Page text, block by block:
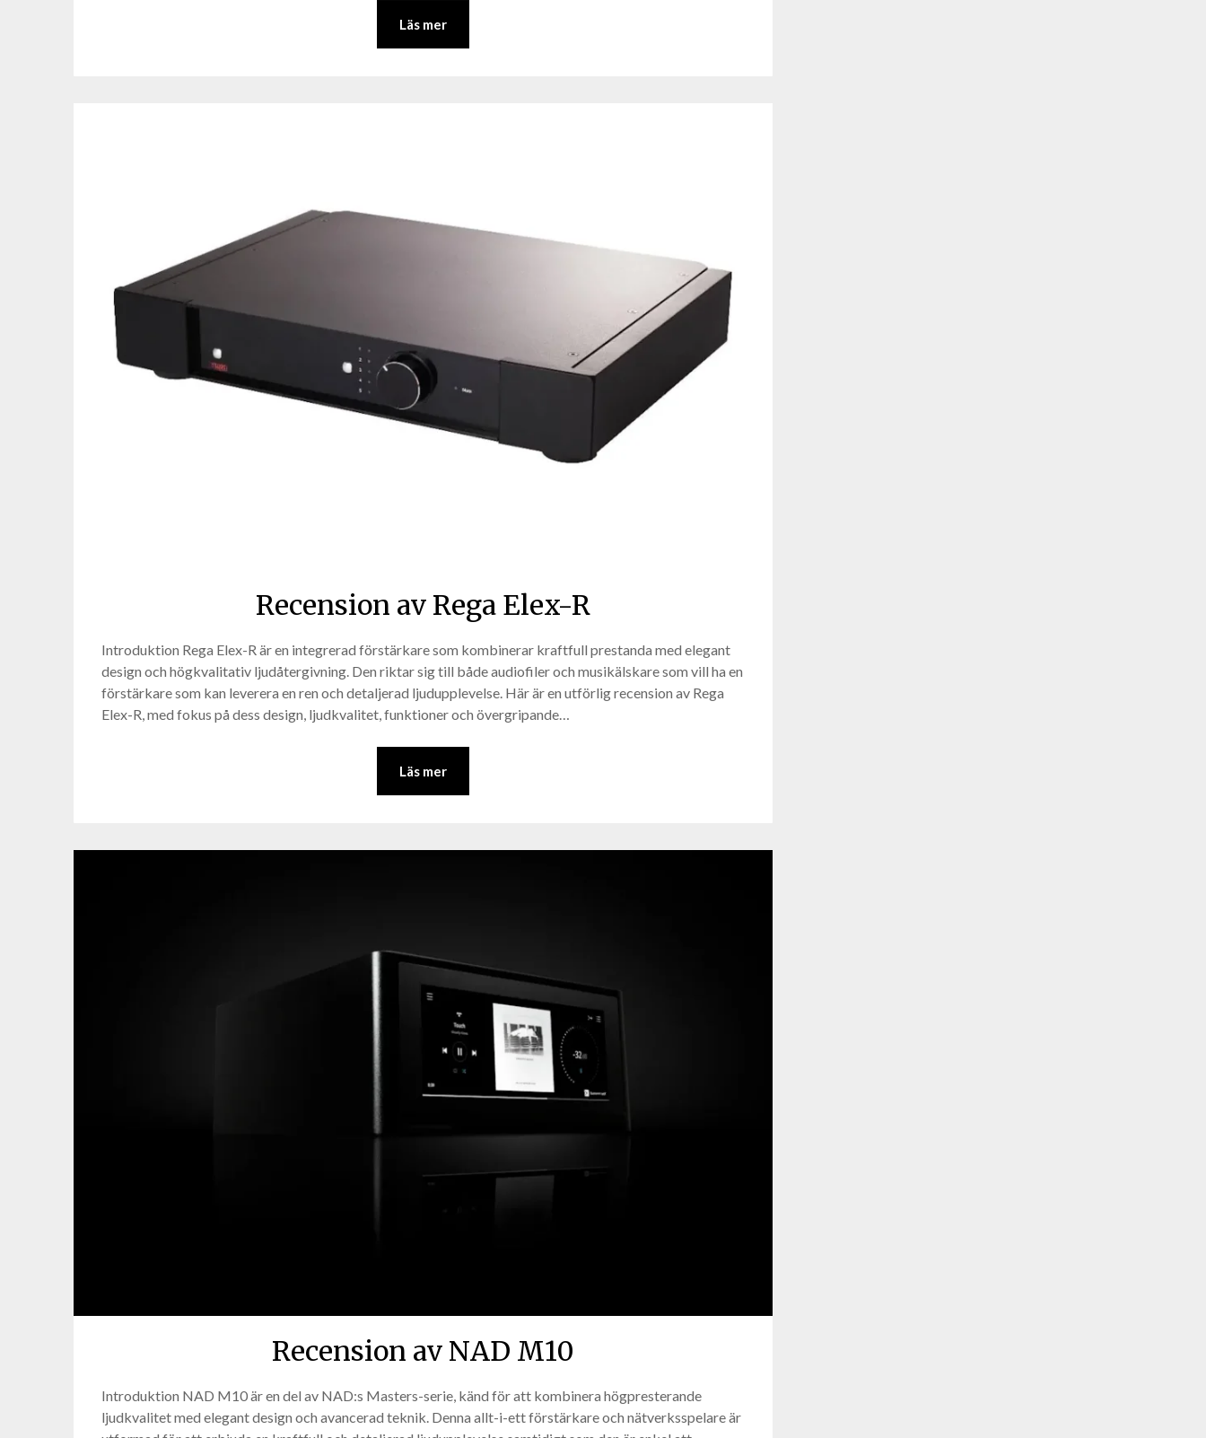
Läs mer
Recension av Rega Elex-R
Introduktion Rega Elex-R är en integrerad förstärkare som kombinerar kraftfull prestanda med elegant
design och högkvalitativ ljudåtergivning. Den riktar sig till både audiofiler och musikälskare som vill ha en
förstärkare som kan leverera en ren och detaljerad ljudupplevelse. Här är en utförlig recension av Rega
Elex-R, med fokus på dess design, ljudkvalitet, funktioner och övergripande…
Läs mer
Recension av NAD M10
Introduktion NAD M10 är en del av NAD:s Masters-serie, känd för att kombinera högpresterande
ljudkvalitet med elegant design och avancerad teknik. Denna allt-i-ett förstärkare och nätverksspelare är